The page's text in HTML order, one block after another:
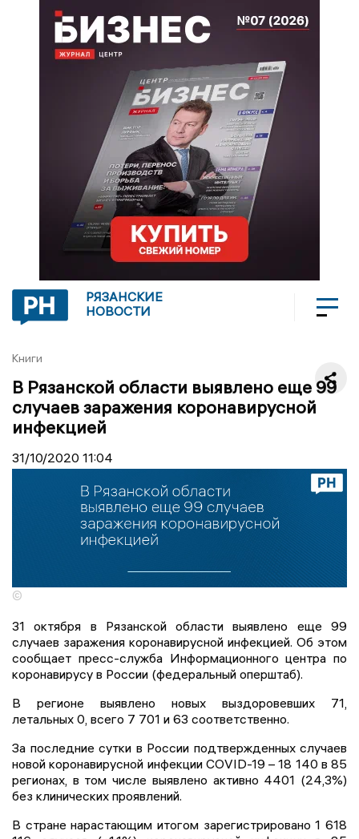
РЯЗАНСКИЕ
НОВОСТИ
Книги
В Рязанской области выявлено еще 99
случаев заражения коронавирусной
инфекцией
31/10/2020 11:04
©
31 октября в Рязанской области выявлено еще 99
случаев заражения коронавирусной инфекцией. Об этом
сообщает пресс-служба Информационного центра по
коронавирусу в России (федеральный оперштаб).
В регионе выявлено новых выздоровевших 71,
летальных 0, всего 7 701 и 63 соответственно.
За последние сутки в России подтвержденных случаев
новой коронавирусной инфекции COVID-19 – 18 140 в 85
регионах, в том числе выявлено активно 4401 (24,3%)
без клинических проявлений.
В стране нарастающим итогом зарегистрировано 1 618